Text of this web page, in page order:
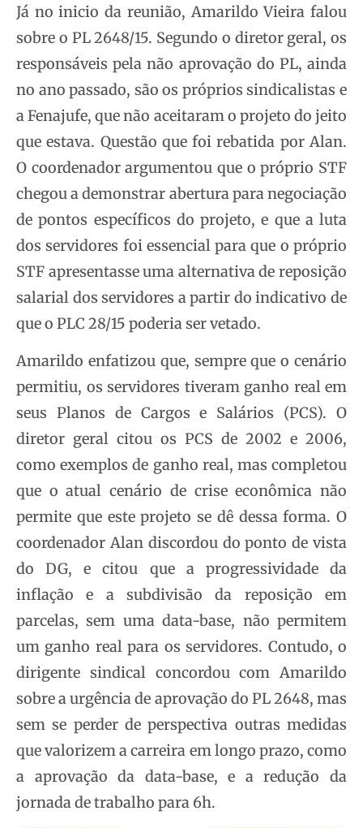
Já no inicio da reunião, Amarildo Vieira falou
sobre o PL 2648/15. Segundo o diretor geral, os
responsáveis pela não aprovação do PL, ainda
no ano passado, são os próprios sindicalistas e
a Fenajufe, que não aceitaram o projeto do jeito
que estava. Questão que foi rebatida por Alan.
O coordenador argumentou que o próprio STF
chegou a demonstrar abertura para negociação
de pontos específicos do projeto, e que a luta
dos servidores foi essencial para que o próprio
STF apresentasse uma alternativa de reposição
salarial dos servidores a partir do indicativo de
que o PLC 28/15 poderia ser vetado.
Amarildo enfatizou que, sempre que o cenário
permitiu, os servidores tiveram ganho real em
seus Planos de Cargos e Salários (PCS). O
diretor geral citou os PCS de 2002 e 2006,
como exemplos de ganho real, mas completou
que o atual cenário de crise econômica não
permite que este projeto se dê dessa forma. O
coordenador Alan discordou do ponto de vista
do DG, e citou que a progressividade da
inflação e a subdivisão da reposição em
parcelas, sem uma data-base, não permitem
um ganho real para os servidores. Contudo, o
dirigente sindical concordou com Amarildo
sobre a urgência de aprovação do PL 2648, mas
sem se perder de perspectiva outras medidas
que valorizem a carreira em longo prazo, como
a aprovação da data-base, e a redução da
jornada de trabalho para 6h.